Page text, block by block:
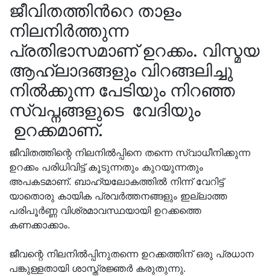
ജീവിതത്തിൻറെ താളം
നിലനിർത്തുന്ന
പ്രതിഭാസമാണ് ഉറക്കം. വിസ്മയ
ആഹ്ലാദങ്ങളും വിറങ്ങലിച്ചു
നിൽക്കുന്ന പേടിയും നിറഞ്ഞ
സ്വപ്നങ്ങളുടെ വേദിയും
ഉറക്കമാണ്.
ജീവിതത്തിന്റെ നിലനിൽപ്പിനെ തന്നെ സ്വാധീനിക്കുന്ന
ഉറക്കം പരിധിവിട്ട് കൂടുന്നതും കുറയുന്നതും
അപകടമാണ്. ബാഹ്യലോകത്തിൽ നിന്ന് വേറിട്ട്
യാതൊരു കായിക പ്രവർത്തനങ്ങളും ഇല്ലാത്ത
പരിപൂർണ്ണ വിശ്രമാവസ്ഥയായി ഉറക്കത്തെ
കണക്കാക്കാം.
ജീവന്റെ നിലനിൽപ്പിനുതന്നെ ഉറക്കത്തിന് ഒരു പ്രധാന
പങ്കുള്ളതായി ശാസ്ത്രജ്ഞർ കരുതുന്നു.